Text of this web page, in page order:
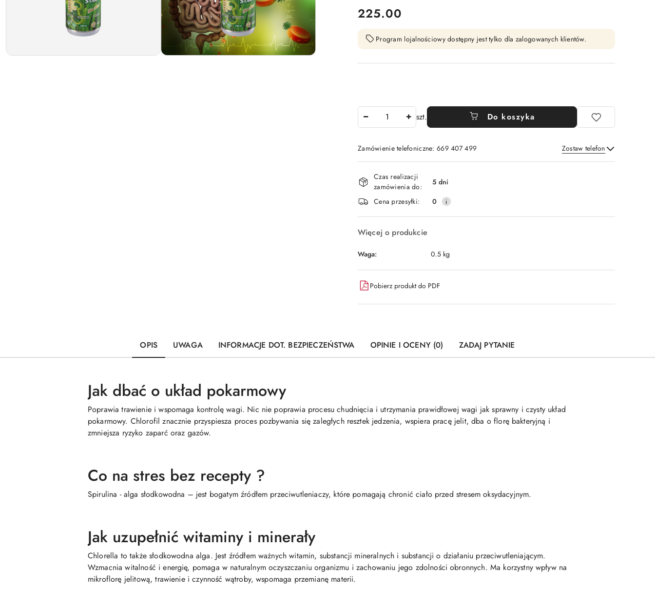
cena:
225.00
Program lojalnościowy dostępny jest tylko dla zalogowanych klientów.
szt. Do koszyka
Zamówienie telefoniczne: 669 407 499 Zostaw telefon
Wyślij
Dostępność
i
dostawa
Czas realizacji
zamówienia do:
5 dni
Cena przesyłki:
0
Więcej o produkcie
Waga: 0.5 kg
Pobierz produkt do PDF
OPIS UWAGA INFORMACJE DOT. BEZPIECZEŃSTWA OPINIE I OCENY (0) ZADAJ PYTANIE
Jak dbać o układ pokarmowy
Poprawia trawienie i wspomaga kontrolę wagi. Nic nie poprawia procesu chudnięcia i utrzymania prawidłowej wagi jak sprawny i czysty układ
pokarmowy. Chlorofil znacznie przyspiesza proces pozbywania się zaległych resztek jedzenia, wspiera pracę jelit, dba o florę bakteryjną i
zmniejsza ryzyko zaparć oraz gazów.
Co na stres bez recepty ?
Spirulina - alga słodkowodna – jest bogatym źródłem przeciwutleniaczy, które pomagają chronić ciało przed stresem oksydacyjnym.
Jak uzupełnić witaminy i minerały
Chlorella to także słodkowodna alga. Jest źródłem ważnych witamin, substancji mineralnych i substancji o działaniu przeciwutleniającym.
Wzmacnia witalność i energię, pomaga w naturalnym oczyszczaniu organizmu i zachowaniu jego zdolności obronnych. Ma korzystny wpływ na
mikroflorę jelitową, trawienie i czynność wątroby, wspomaga przemianę materii.